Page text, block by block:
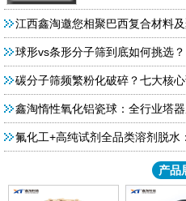
江西鑫淘邀您相聚巴西复合材料
球形vs条形分子筛到底如何挑选？
碳分子筛频繁粉化破碎？七大核
鑫淘惰性氧化铝瓷球：全行业塔
氟化工+高纯试剂全品类溶剂脱水
产品